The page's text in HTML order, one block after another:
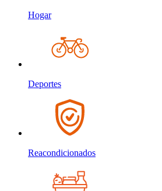
Hogar
Deportes
Reacondicionados